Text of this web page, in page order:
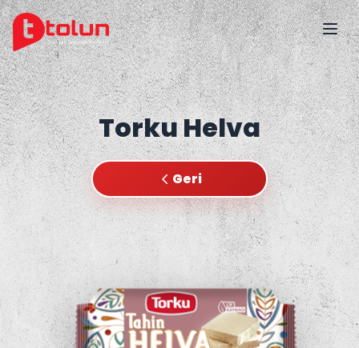
Torku Helva
Geri